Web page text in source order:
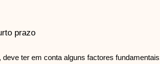
prazo
ter em conta alguns factores